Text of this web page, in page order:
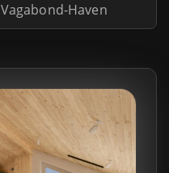
Vagabond-Haven